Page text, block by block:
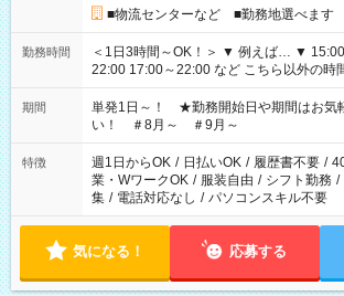
■物流センターなど ■勤務地選べます
勤務時間
＜1日3時間～OK！＞ ▼ 例えば… ▼ 15:00～18:00 15:00～
22:00 17:00～22:00 など こちら以外の時間もお気軽にご相談く
ださい！
期間
単発1日～！ ★勤務開始日や期間はお気
い！ ＃8月～ ＃9月～
特徴 週1日からOK / 日払いOK / 履歴書不要 /
業・WワークOK / 服装自由 / シフト勤務 /
集 / 電話対応なし / パソコンスキル不要
気になる！ 応募する